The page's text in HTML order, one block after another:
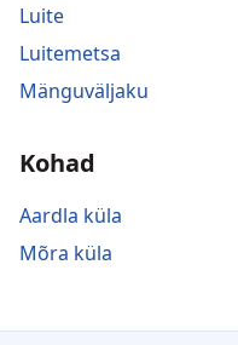
Luite
Luitemetsa
Mänguväljaku
Kohad
Aardla küla
Mõra küla